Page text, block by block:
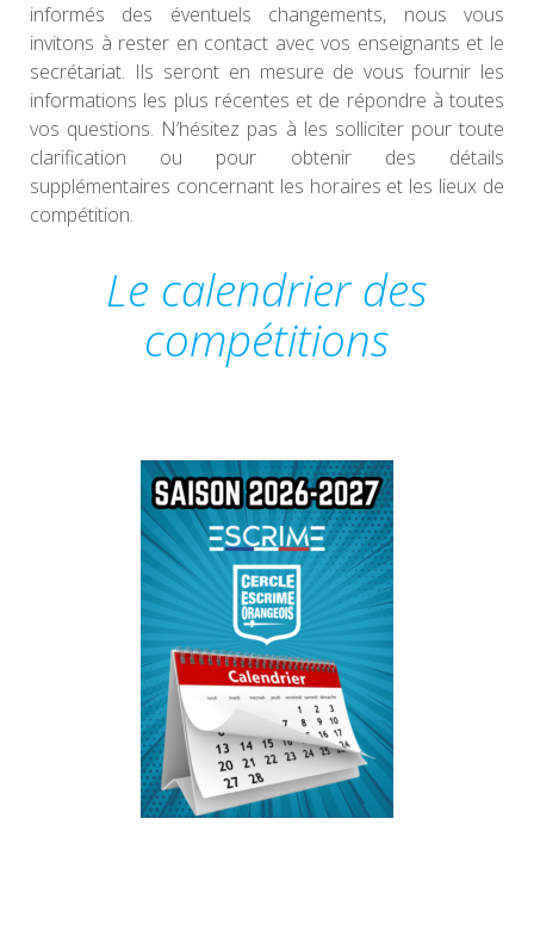
informés des éventuels changements, nous vous
invitons à rester en contact avec vos enseignants et le
secrétariat. Ils seront en mesure de vous fournir les
informations les plus récentes et de répondre à toutes
vos questions. N’hésitez pas à les solliciter pour toute
clarification ou pour obtenir des détails
supplémentaires concernant les horaires et les lieux de
compétition.
Le calendrier des
compétitions